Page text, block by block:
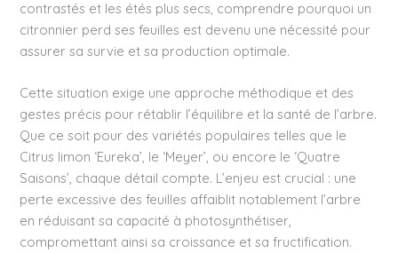
contrastés et les étés plus secs, comprendre pourquoi un
citronnier perd ses feuilles est devenu une nécessité pour
assurer sa survie et sa production optimale.
Cette situation exige une approche méthodique et des
gestes précis pour rétablir l’équilibre et la santé de l’arbre.
Que ce soit pour des variétés populaires telles que le
Citrus limon ‘Eureka’, le ‘Meyer’, ou encore le ‘Quatre
Saisons’, chaque détail compte. L’enjeu est crucial : une
perte excessive des feuilles affaiblit notablement l’arbre
en réduisant sa capacité à photosynthétiser,
compromettant ainsi sa croissance et sa fructification.